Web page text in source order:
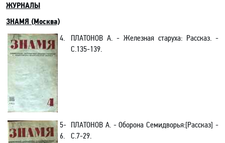
ЖУРНАЛЫ
ЗНАМЯ (Москва)
4.
ПЛАТОНОВ А. - Железная старуха: Рассказ. -
C.135-139.
5-
6.
ПЛАТОНОВ А. - Оборона Семидворья:[Рассказ] -
C.7-29.